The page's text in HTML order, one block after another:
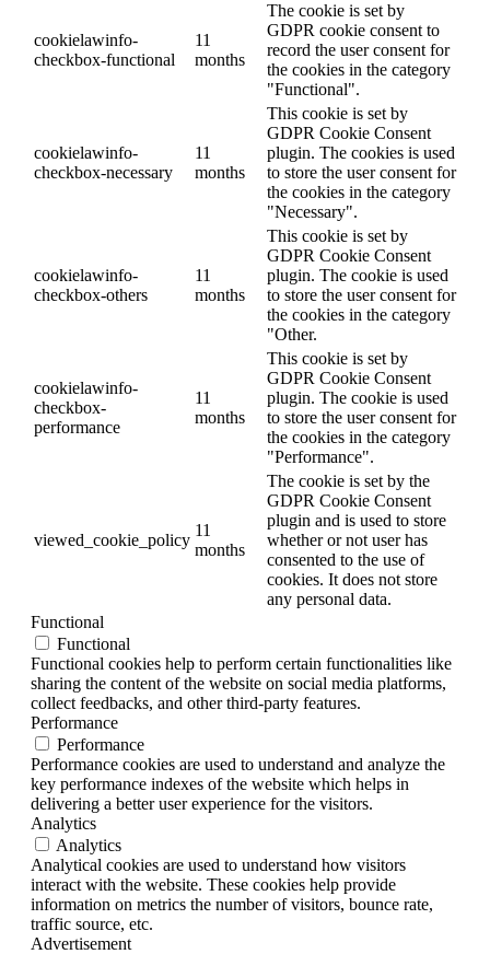
cookielawinfo-
checkbox-functional
11
months
The cookie is set by
GDPR cookie consent to
record the user consent for
the cookies in the category
"Functional".
cookielawinfo-
checkbox-necessary
11
months
This cookie is set by
GDPR Cookie Consent
plugin. The cookies is used
to store the user consent for
the cookies in the category
"Necessary".
cookielawinfo-
checkbox-others
11
months
This cookie is set by
GDPR Cookie Consent
plugin. The cookie is used
to store the user consent for
the cookies in the category
"Other.
cookielawinfo-
checkbox-
performance
11
months
This cookie is set by
GDPR Cookie Consent
plugin. The cookie is used
to store the user consent for
the cookies in the category
"Performance".
viewed_cookie_policy
11
months
The cookie is set by the
GDPR Cookie Consent
plugin and is used to store
whether or not user has
consented to the use of
cookies. It does not store
any personal data.
Functional
Functional
Functional cookies help to perform certain functionalities like
sharing the content of the website on social media platforms,
collect feedbacks, and other third-party features.
Performance
Performance
Performance cookies are used to understand and analyze the
key performance indexes of the website which helps in
delivering a better user experience for the visitors.
Analytics
Analytics
Analytical cookies are used to understand how visitors
interact with the website. These cookies help provide
information on metrics the number of visitors, bounce rate,
traffic source, etc.
Advertisement